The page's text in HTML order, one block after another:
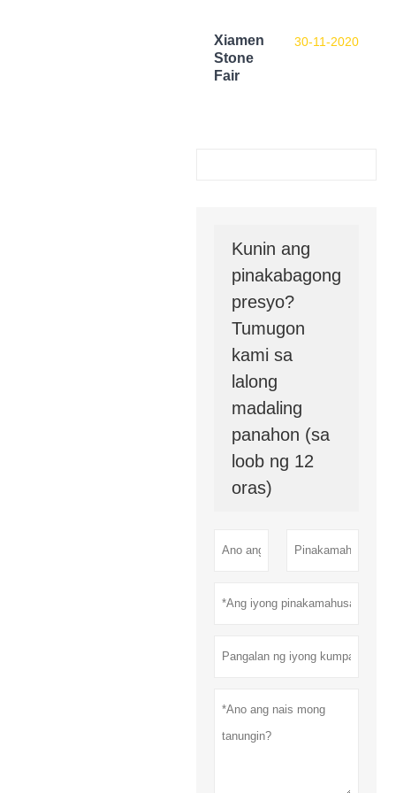
30-11-2020
Xiamen
Stone
Fair
Kunin ang
pinakabagong
presyo?
Tumugon
kami sa
lalong
madaling
panahon (sa
loob ng 12
oras)